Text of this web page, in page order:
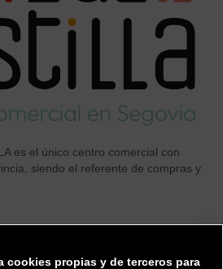
cookies propias y de terceros para
es el único centro comercial con
siendo el referente de compras y